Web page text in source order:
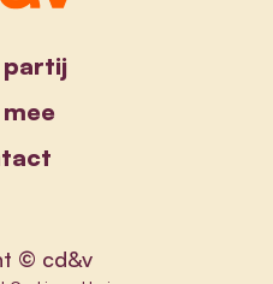
partij
© cd&v